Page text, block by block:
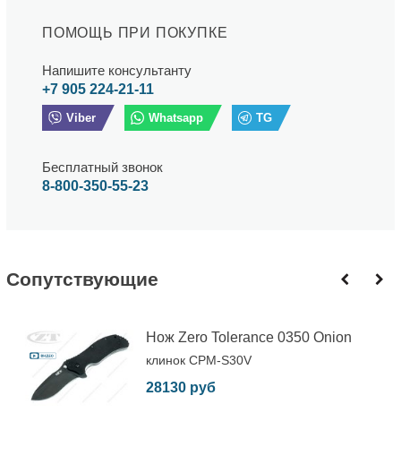
ПОМОЩЬ ПРИ ПОКУПКЕ
Напишите консультанту
+7 905 224-21-11
Viber Whatsapp TG
Бесплатный звонок
8-800-350-55-23
Cопутствующие
Нож Zero Tolerance 0350 Onion
клинок CPM-S30V
28130 руб